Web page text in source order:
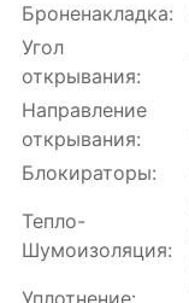
Броненакладка:
Угол
открывания:
Направление
открывания:
Блокираторы:
Тепло-
Шумоизоляция: